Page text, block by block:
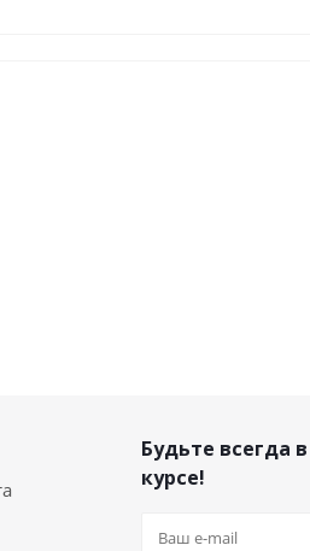
Будьте всегда в
курсе!